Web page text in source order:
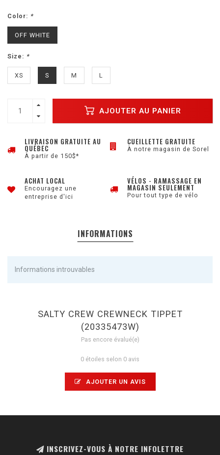
Color: *
OFF WHITE
Size: *
XS S M L
AJOUTER AU PANIER
LIVRAISON GRATUITE AU
QUÉBEC
À partir de 150$*
CUEILLETTE GRATUITE
À notre magasin de Sorel
ACHAT LOCAL
Encouragez une
entreprise d'ici
VÉLOS - RAMASSAGE EN
MAGASIN SEULEMENT
Pour tout type de vélo
INFORMATIONS
Informations introuvables
SALTY CREW CREWNECK TIPPET
(20335473W)
Pas encore évalué(e)
0 étoiles selon 0 avis
AJOUTER UN AVIS
INSCRIVEZ-VOUS À NOTRE INFOLETTRE